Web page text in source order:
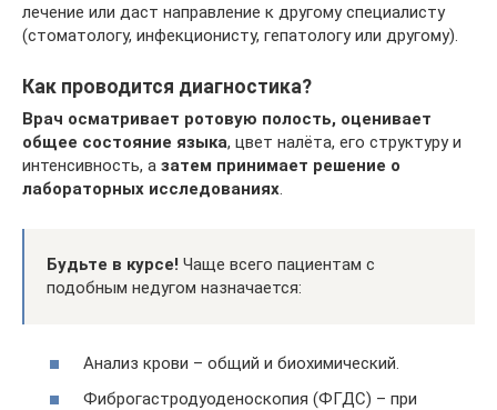
лечение или даст направление к другому специалисту
(стоматологу, инфекционисту, гепатологу или другому).
Как проводится диагностика?
Врач осматривает ротовую полость, оценивает
общее состояние языка, цвет налёта, его структуру и
интенсивность, а затем принимает решение о
лабораторных исследованиях.
Будьте в курсе! Чаще всего пациентам с
подобным недугом назначается:
Анализ крови – общий и биохимический.
Фиброгастродуоденоскопия (ФГДС) – при